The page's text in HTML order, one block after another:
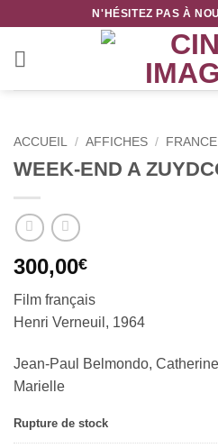
contenu
N'HÉSITEZ PAS À
ACCUEIL / AFFICHES / FRANCE
WEEK-END A
300,00€
Film français
Henri Verneuil, 1964
Jean-Paul Belmondo,
Marielle
Rupture de stock